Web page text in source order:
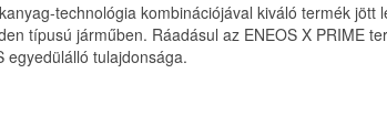
technológia kombinációjával kiváló termék jött
típusú járműben. Ráadásul az ENEOS X PRIME
egyedülálló tulajdonsága.